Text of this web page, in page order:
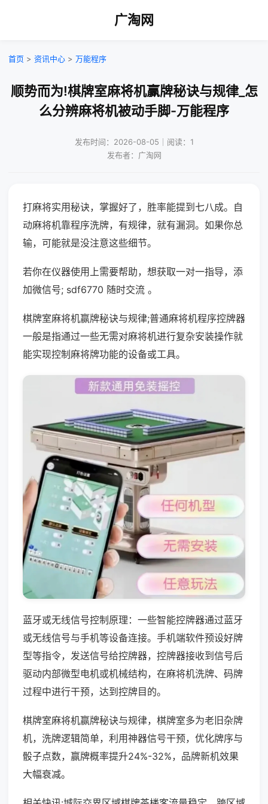
广淘网
首页 > 资讯中心 > 万能程序
顺势而为!棋牌室麻将机赢牌秘诀与规律_怎
么分辨麻将机被动手脚-万能程序
发布时间：2026-08-05｜阅读：1
发布者：广淘网
打麻将实用秘诀，掌握好了，胜率能提到七八成。自
动麻将机靠程序洗牌，有规律，就有漏洞。如果你总
输，可能就是没注意这些细节。
若你在仪器使用上需要帮助，想获取一对一指导，添
加微信号; sdf6770 随时交流 。
棋牌室麻将机赢牌秘诀与规律;普通麻将机程序控牌器
一般是指通过一些无需对麻将机进行复杂安装操作就
能实现控制麻将牌功能的设备或工具。
蓝牙或无线信号控制原理：一些智能控牌器通过蓝牙
或无线信号与手机等设备连接。手机端软件预设好牌
型等指令，发送信号给控牌器，控牌器接收到信号后
驱动内部微型电机或机械结构，在麻将机洗牌、码牌
过程中进行干预，达到控牌目的。
棋牌室麻将机赢牌秘诀与规律，棋牌室多为老旧杂牌
机，洗牌逻辑简单，利用神器信号干预，优化牌序与
骰子点数，赢牌概率提升24%-32%，品牌新机效果
大幅衰减。